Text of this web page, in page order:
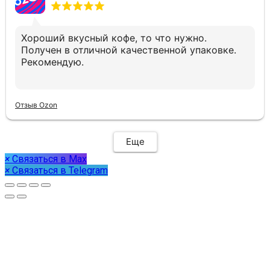
Хороший вкусный кофе, то что нужно.
Получен в отличной качественной упаковке.
Рекомендую.
Отзыв Ozon
Еще
× Связаться в Max
× Связаться в Telegram